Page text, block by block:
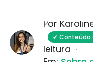
Por
✔ Conteúdo
leitura ·